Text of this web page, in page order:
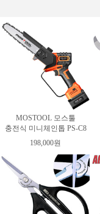
MOSTOOL 모스툴
충전식 미니체인톱 PS-C8
198,000원